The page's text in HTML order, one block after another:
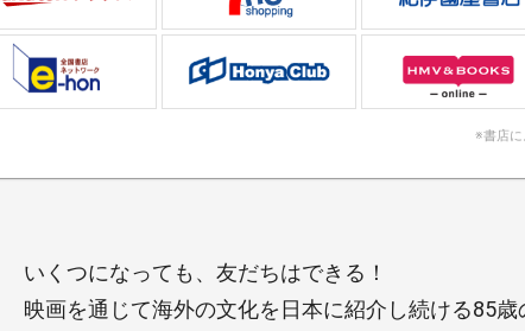
※書店に
いくつになっても、友だちはできる！
映画を通じて海外の文化を日本に紹介し続ける85